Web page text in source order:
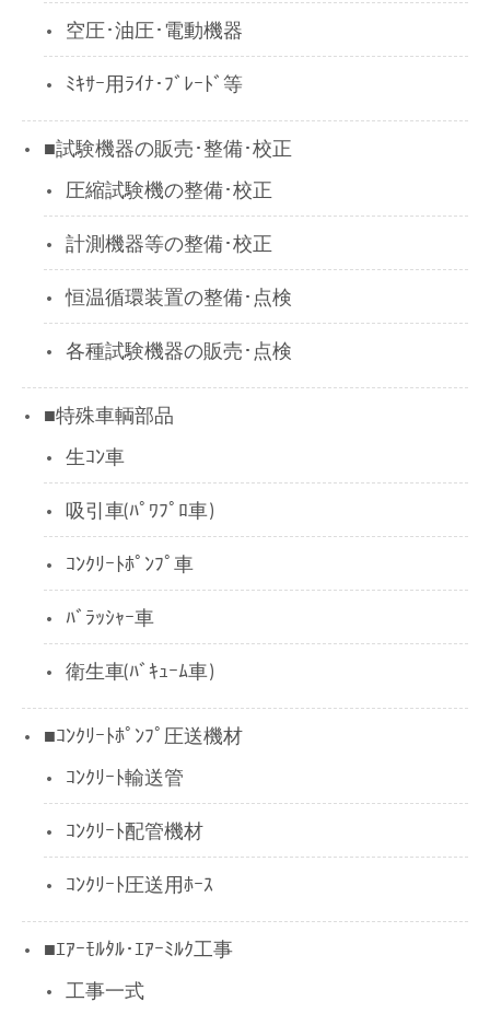
空圧･油圧･電動機器
ﾐｷｻｰ用ﾗｲﾅ･ﾌﾞﾚｰﾄﾞ等
■試験機器の販売･整備･校正
圧縮試験機の整備･校正
計測機器等の整備･校正
恒温循環装置の整備･点検
各種試験機器の販売･点検
■特殊車輌部品
生ｺﾝ車
吸引車(ﾊﾟﾜﾌﾟﾛ車)
ｺﾝｸﾘｰﾄﾎﾟﾝﾌﾟ車
ﾊﾞﾗｯｼｬｰ車
衛生車(ﾊﾞｷｭｰﾑ車)
■ｺﾝｸﾘｰﾄﾎﾟﾝﾌﾟ圧送機材
ｺﾝｸﾘｰﾄ輸送管
ｺﾝｸﾘｰﾄ配管機材
ｺﾝｸﾘｰﾄ圧送用ﾎｰｽ
■ｴｱｰﾓﾙﾀﾙ･ｴｱｰﾐﾙｸ工事
工事一式